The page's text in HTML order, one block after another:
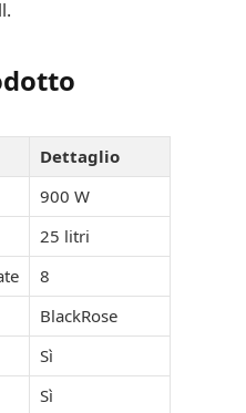
Dettaglio
900 W
25 litri
8
BlackRose
Sì
Sì